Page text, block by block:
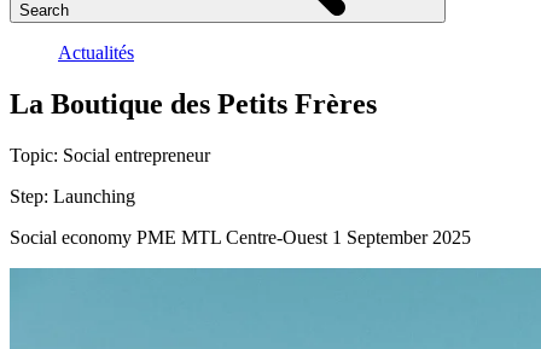
Search
Actualités
La Boutique des Petits Frères
Topic: Social entrepreneur
Step: Launching
Social economy PME MTL Centre-Ouest 1 September 2025